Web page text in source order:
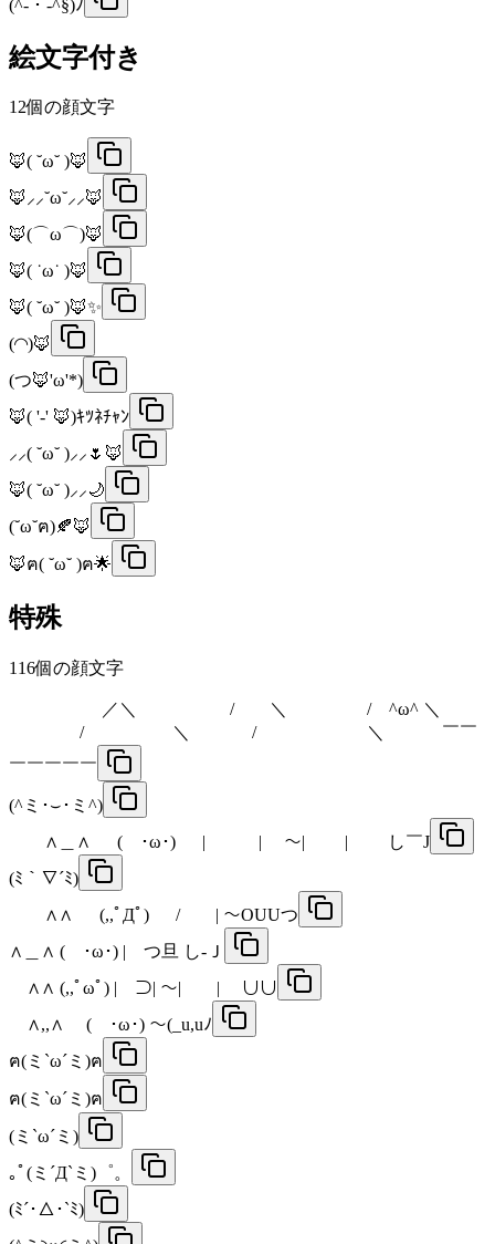
(^-・-^§)ﾉ
絵文字付き
12個の顔文字
🦊( ˘ω˘ )🦊
🦊⸝⸝˘ω˘⸝⸝🦊
🦊(⌒ω⌒)🦊
🦊( ˙ω˙ )🦊
🦊( ˘ω˘ )🦊✨
(◜◝)🦊
(つ🦊'ω'*)
🦊( '-' 🦊)ｷﾂﾈﾁｬﾝ
⸝⸝( ˘ω˘ )⸝⸝🌷🦊
🦊( ˘ω˘ )⸝⸝🌙
(˘ω˘ฅ)🍂🦊
🦊ฅ( ˘ω˘ )ฅ🌟
特殊
116個の顔文字
／＼ / ＼ / ^ω^ ＼
/ ＼ / ＼ ￣￣
￣￣￣￣￣
(^ミ･⌣･ミ^)
∧＿∧ ( ･ω･) | | ～| | し￣J
(ﾐ｀∇´ﾐ)
∧∧ (,,ﾟДﾟ) / | ～OUUつ
∧＿∧ ( ･ω･) | つ旦 し-Ｊ
∧∧ (,,ﾟωﾟ) | ⊃| ～| | ∪∪
∧,,∧ ( ･ω･) 〜(_u,uﾉ
‪ฅ(ミ`ω´ミ)ฅ‬
ฅ(ミ`ω´ミ)ฅ
(ミ`ω´ミ)
｡ﾟ(ミ´Д`ミ)゜。
(ﾐ´･△･`ﾐ)